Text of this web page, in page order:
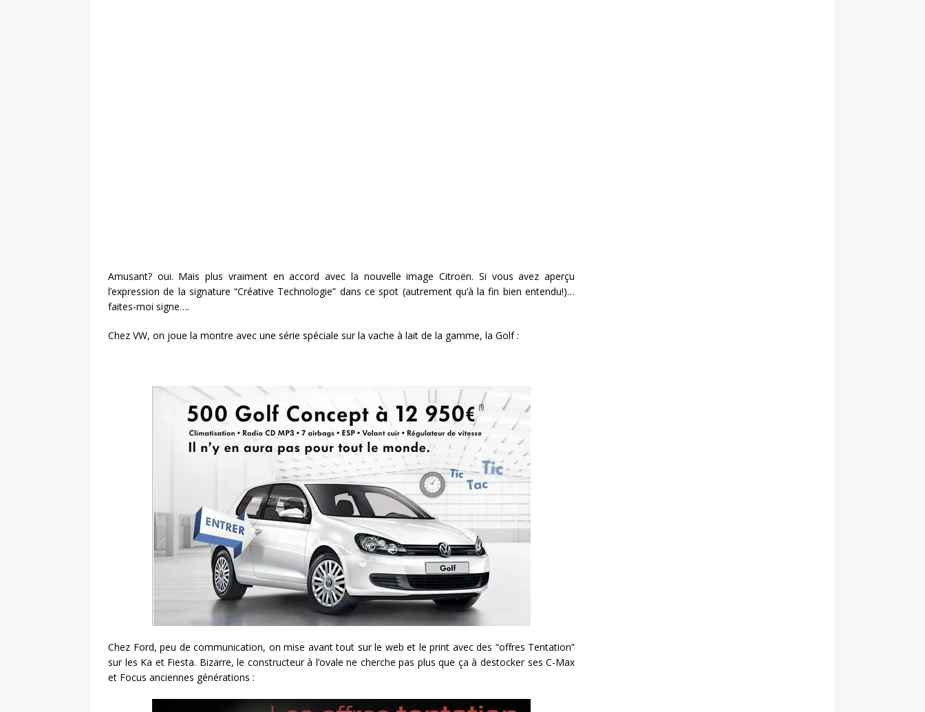
Amusant? oui. Mais plus vraiment en accord avec la nouvelle image Citroën. Si vous avez aperçu
l’expression de la signature “Créative Technologie” dans ce spot (autrement qu’à la fin bien entendu!)…
faites-moi signe….
Chez VW, on joue la montre avec une série spéciale sur la vache à lait de la gamme, la Golf :
Chez Ford, peu de communication, on mise avant tout sur le web et le print avec des “offres Tentation”
sur les Ka et Fiesta. Bizarre, le constructeur à l’ovale ne cherche pas plus que ça à destocker ses C-Max
et Focus anciennes générations :